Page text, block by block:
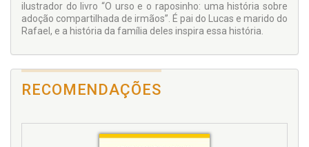
ilustrador do livro “O urso e o raposinho: uma história sobre
adoção compartilhada de irmãos”. É pai do Lucas e marido do
Rafael, e a história da família deles inspira essa história.
RECOMENDAÇÕES